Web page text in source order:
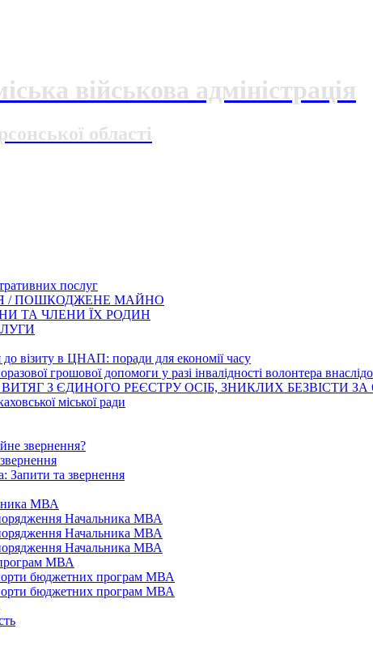
військова адміністрація
області
послуг
/ ПОШКОДЖЕНЕ МАЙНО
ТА ЧЛЕНИ ЇХ РОДИН
до візиту в ЦНАП: поради для економії часу
грошової допомоги у разі інвалідності волонтера
З ЄДИНОГО РЕЄСТРУ ОСІБ, ЗНИКЛИХ БЕЗВІСТИ
міської ради
звернення?
Запити та звернення
МВА
Начальника МВА
Начальника МВА
Начальника МВА
МВА
бюджетних програм МВА
бюджетних програм МВА